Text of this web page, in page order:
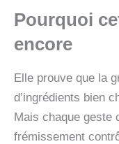
Pourquoi
encore
Elle prouve que la
d’ingrédients bien
Mais chaque geste
frémissement